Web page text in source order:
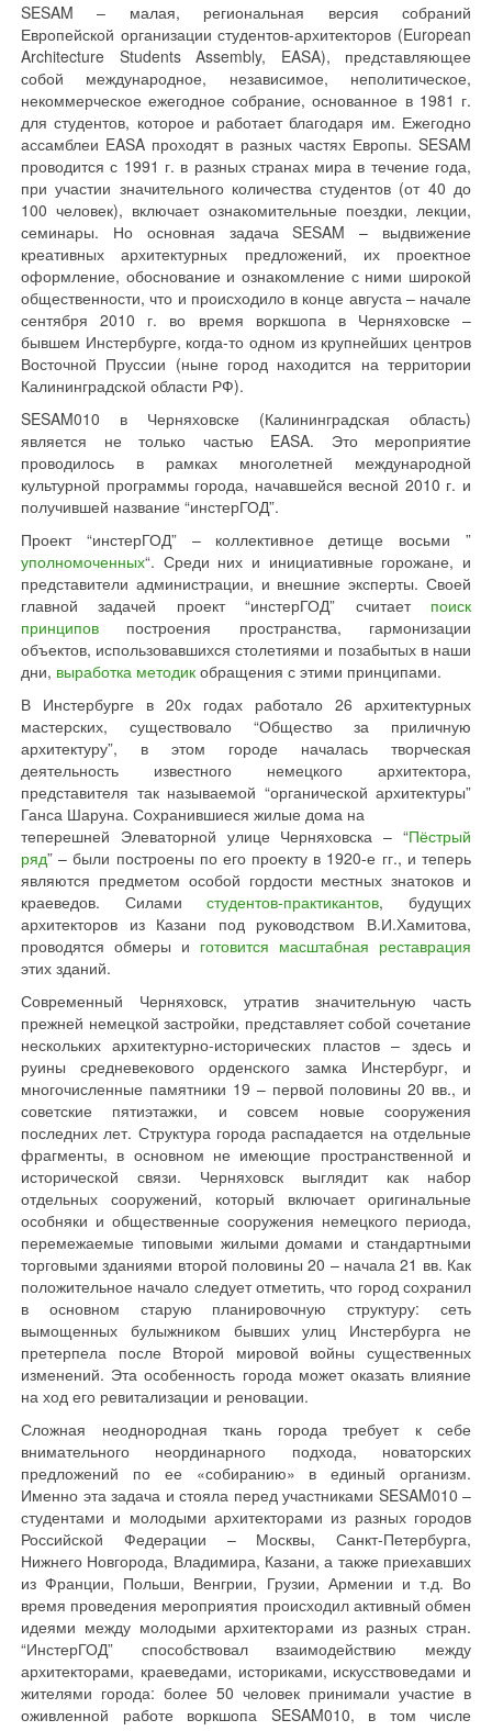
SESAM – малая, региональная версия собраний
Европейской организации студентов-архитекторов (European
Architecture Students Assembly, EASA), представляющее
собой международное, независимое, неполитическое,
некоммерческое ежегодное собрание, основанное в 1981 г.
для студентов, которое и работает благодаря им. Ежегодно
ассамблеи EASA проходят в разных частях Европы. SESAM
проводится с 1991 г. в разных странах мира в течение года,
при участии значительного количества студентов (от 40 до
100 человек), включает ознакомительные поездки, лекции,
семинары. Но основная задача SESAM – выдвижение
креативных архитектурных предложений, их проектное
оформление, обоснование и ознакомление с ними широкой
общественности, что и происходило в конце августа – начале
сентября 2010 г. во время воркшопа в Черняховске –
бывшем Инстербурге, когда-то одном из крупнейших центров
Восточной Пруссии (ныне город находится на территории
Калининградской области РФ).
SESAM010 в Черняховске (Калининградская область)
является не только частью EASA. Это мероприятие
проводилось в рамках многолетней международной
культурной программы города, начавшейся весной 2010 г. и
получившей название “инстерГОД”.
Проект “инстерГОД” – коллективное детище восьми ”
уполномоченных“. Среди них и инициативные горожане, и
представители администрации, и внешние эксперты. Своей
главной задачей проект “инстерГОД” считает поиск
принципов построения пространства, гармонизации
объектов, использовавшихся столетиями и позабытых в наши
дни, выработка методик обращения с этими принципами.
В Инстербурге в 20х годах работало 26 архитектурных
мастерских, существовало “Общество за приличную
архитектуру”, в этом городе началась творческая
деятельность известного немецкого архитектора,
представителя так называемой “органической архитектуры”
Ганса Шаруна. Сохранившиеся жилые дома на
теперешней Элеваторной улице Черняховска – “Пёстрый
ряд” – были построены по его проекту в 1920-е гг., и теперь
являются предметом особой гордости местных знатоков и
краеведов. Силамистудентов-практикантов, будущих
архитекторов из Казани под руководством В.И.Хамитова,
проводятся обмеры и готовится масштабная реставрация
этих зданий.
Современный Черняховск, утратив значительную часть
прежней немецкой застройки, представляет собой сочетание
нескольких архитектурно-исторических пластов – здесь и
руины средневекового орденского замка Инстербург, и
многочисленные памятники 19 – первой половины 20 вв., и
советские пятиэтажки, и совсем новые сооружения
последних лет. Структура города распадается на отдельные
фрагменты, в основном не имеющие пространственной и
исторической связи. Черняховск выглядит как набор
отдельных сооружений, который включает оригинальные
особняки и общественные сооружения немецкого периода,
перемежаемые типовыми жилыми домами и стандартными
торговыми зданиями второй половины 20 – начала 21 вв. Как
положительное начало следует отметить, что город сохранил
в основном старую планировочную структуру: сеть
вымощенных булыжником бывших улиц Инстербурга не
претерпела после Второй мировой войны существенных
изменений. Эта особенность города может оказать влияние
на ход его ревитализации и реновации.
Сложная неоднородная ткань города требует к себе
внимательного неординарного подхода, новаторских
предложений по ее «собиранию» в единый организм.
Именно эта задача и стояла перед участниками SESAM010 –
студентами и молодыми архитекторами из разных городов
Российской Федерации – Москвы, Санкт-Петербурга,
Нижнего Новгорода, Владимира, Казани, а также приехавших
из Франции, Польши, Венгрии, Грузии, Армении и т.д. Во
время проведения мероприятия происходил активный обмен
идеями между молодыми архитекторами из разных стран.
“ИнстерГОД” способствовал взаимодействию между
архитекторами, краеведами, историками, искусствоведами и
жителями города: более 50 человек принимали участие в
оживленной работе воркшопа SESAM010, в том числе